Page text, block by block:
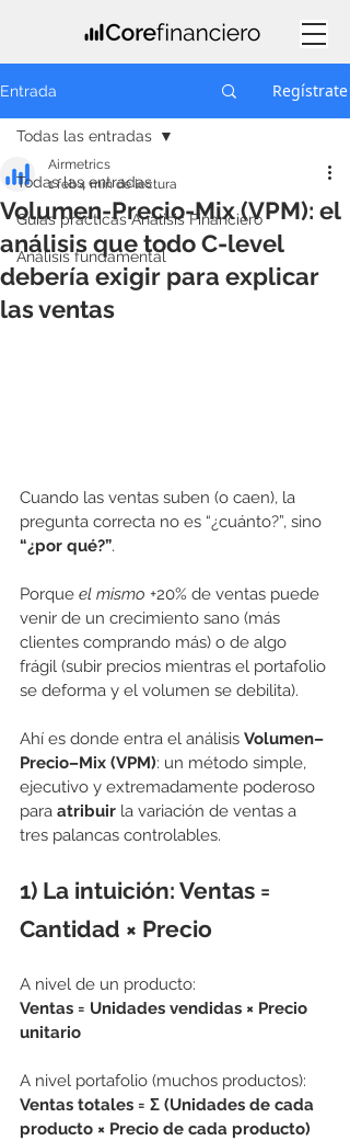
Entrada Regístrate
Todas las entradas
Guías prácticas Análisis Financiero
Análisis fundamental
Todas las entradas
Volumen-Precio-Mix (VPM): el
análisis que todo C-level
debería exigir para explicar
las ventas
Airmetrics
1 feb4 min de lectura
Cuando las ventas suben (o caen), la
pregunta correcta no es “¿cuánto?”, sino
“¿por qué?”.
Porque el mismo +20% de ventas puede
venir de un crecimiento sano (más
clientes comprando más) o de algo
frágil (subir precios mientras el portafolio
se deforma y el volumen se debilita).
Ahí es donde entra el análisis Volumen–
Precio–Mix (VPM): un método simple,
ejecutivo y extremadamente poderoso
para atribuir la variación de ventas a
tres palancas controlables.
1) La intuición: Ventas =
Cantidad × Precio
A nivel de un producto:
Ventas = Unidades vendidas × Precio
unitario
A nivel portafolio (muchos productos):
Ventas totales = Σ (Unidades de cada
producto × Precio de cada producto)